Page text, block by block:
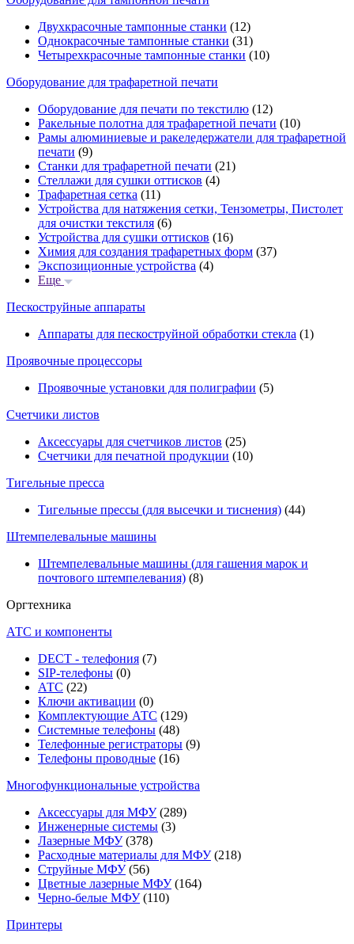
Двухкрасочные тампонные станки (12)
Однокрасочные тампонные станки (31)
Четырехкрасочные тампонные станки (10)
Оборудование для трафаретной печати
Оборудование для печати по текстилю (12)
Ракельные полотна для трафаретной печати (10)
Рамы алюминиевые и ракеледержатели для трафаретной
печати (9)
Станки для трафаретной печати (21)
Стеллажи для сушки оттисков (4)
Трафаретная сетка (11)
Устройства для натяжения сетки, Тензометры, Пистолет
для очистки текстиля (6)
Устройства для сушки оттисков (16)
Химия для создания трафаретных форм (37)
Экспозиционные устройства (4)
Еще
Пескоструйные аппараты
Аппараты для пескоструйной обработки стекла (1)
Проявочные процессоры
Проявочные установки для полиграфии (5)
Счетчики листов
Аксессуары для счетчиков листов (25)
Счетчики для печатной продукции (10)
Тигельные пресса
Тигельные прессы (для высечки и тиснения) (44)
Штемпелевальные машины
Штемпелевальные машины (для гашения марок и
почтового штемпелевания) (8)
Оргтехника
АТС и компоненты
DECT - телефония (7)
SIP-телефоны (0)
АТС (22)
Ключи активации (0)
Комплектующие АТС (129)
Системные телефоны (48)
Телефонные регистраторы (9)
Телефоны проводные (16)
Многофункциональные устройства
Аксессуары для МФУ(289)
Инженерные системы (3)
Лазерные МФУ(378)
Расходные материалы для МФУ(218)
Струйные МФУ(56)
Цветные лазерные МФУ(164)
Черно-белые МФУ(110)
Принтеры